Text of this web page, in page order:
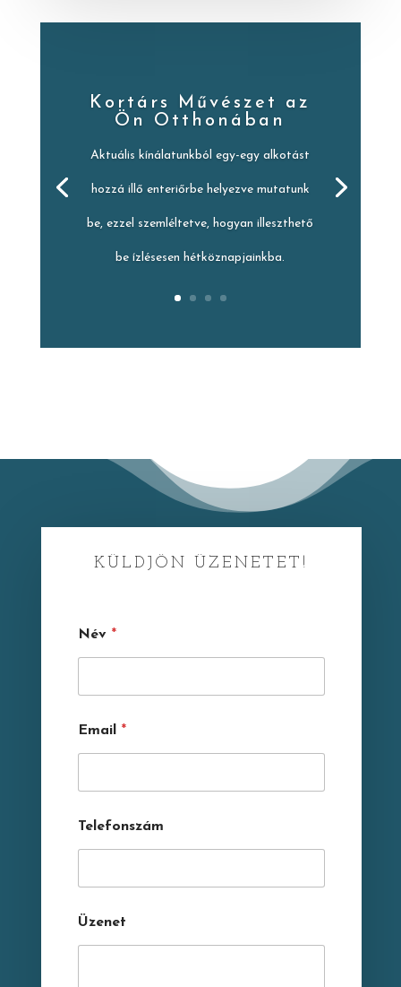
Kortárs Művészet az
Ön Otthonában
Aktuális kínálatunkból egy-egy alkotást
hozzá illő enteriőrbe helyezve mutatunk
be, ezzel szemléltetve, hogyan illeszthető
be ízlésesen hétköznapjainkba.
KÜLDJÖN ÜZENETET!
Név *
Email *
Telefonszám
Üzenet